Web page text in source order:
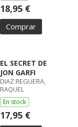
18,95 €
Comprar
EL SECRET DE
JON GARFI
DIAZ REGUERA,
RAQUEL
En stock
17,95 €